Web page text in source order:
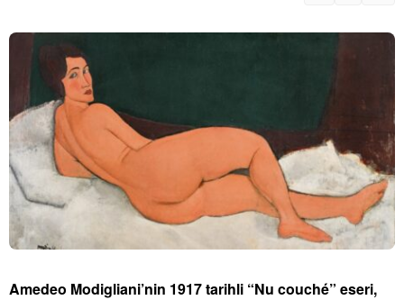
Amedeo Modigliani’nin 1917 tarihli “Nu couché” eseri,